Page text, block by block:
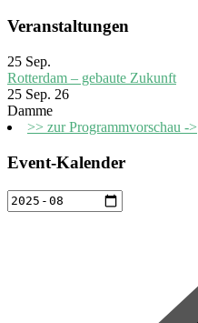
Veranstaltungen
25 Sep.
Rotterdam – gebaute Zukunft
25 Sep. 26
Damme
>> zur Programmvorschau ->
Event-Kalender